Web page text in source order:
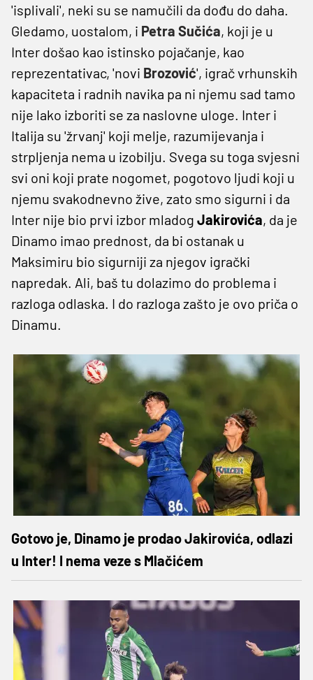
'isplivali', neki su se namučili da dođu do daha.
Gledamo, uostalom, i Petra Sučića, koji je u
Inter došao kao istinsko pojačanje, kao
reprezentativac, 'novi Brozović', igrač vrhunskih
kapaciteta i radnih navika pa ni njemu sad tamo
nije lako izboriti se za naslovne uloge. Inter i
Italija su 'žrvanj' koji melje, razumijevanja i
strpljenja nema u izobilju. Svega su toga svjesni
svi oni koji prate nogomet, pogotovo ljudi koji u
njemu svakodnevno žive, zato smo sigurni i da
Inter nije bio prvi izbor mladog Jakirovića, da je
Dinamo imao prednost, da bi ostanak u
Maksimiru bio sigurniji za njegov igrački
napredak. Ali, baš tu dolazimo do problema i
razloga odlaska. I do razloga zašto je ovo priča o
Dinamu.
Gotovo je, Dinamo je prodao Jakirovića, odlazi
u Inter! I nema veze s Mlačićem